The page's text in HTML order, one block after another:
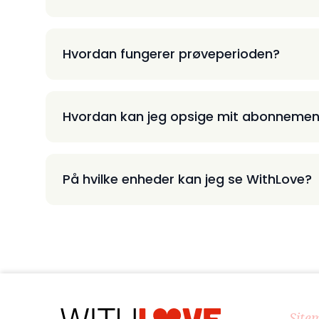
Hvordan fungerer prøveperioden?
Hvordan kan jeg opsige mit
På hvilke enheder kan jeg se WithLove?